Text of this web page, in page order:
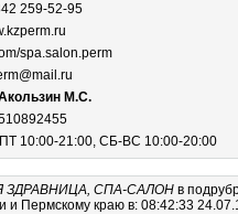
259-52-95
spa.salon.perm
М.С.
10:00-21:00, СБ-ВС 10:00-20:00
ЗДРАВНИЦА, СПА-САЛОН в
Пермскому краю в: 08:42:33